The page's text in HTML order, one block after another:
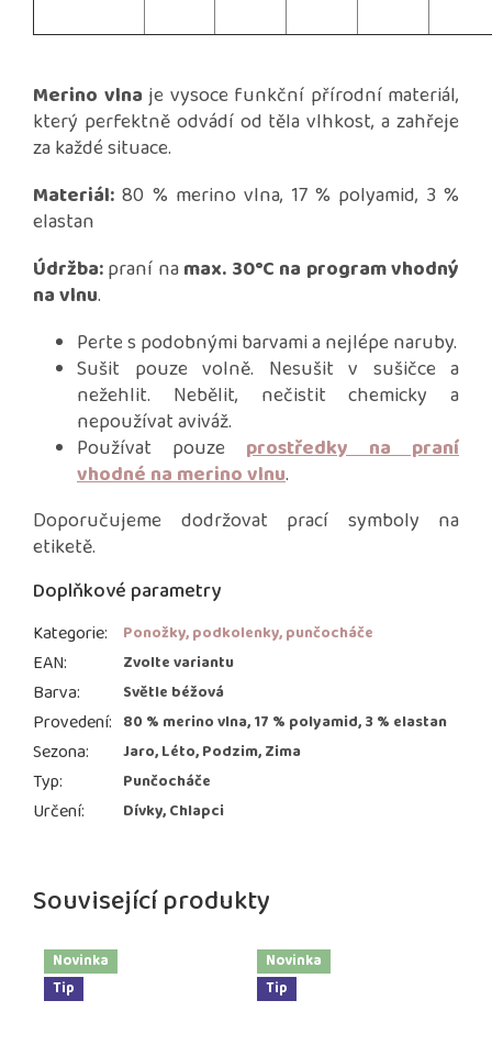
Související produkty
Novinka
Tip
Novinka
Tip
Merino vlna je vysoce funkční přírodní materiál,
který perfektně odvádí od těla vlhkost, a zahřeje
za každé situace.
Materiál:80 % merino vlna, 17 % polyamid, 3 %
elastan
Údržba:praní namax. 30°C na program vhodný
na vlnu.
Perte s podobnými barvami a nejlépe naruby.
Sušit pouze volně. Nesušit v sušičce a
nežehlit. Nebělit, nečistit chemicky a
nepoužívat aviváž.
Používat pouze prostředky na praní
vhodné na merino vlnu.
Doporučujeme dodržovat prací symboly na
etiketě.
Doplňkové parametry
Kategorie: Ponožky, podkolenky, punčocháče
EAN: Zvolte variantu
Barva: Světle béžová
Provedení: 80 % merino vlna, 17 % polyamid, 3 % elastan
Sezona: Jaro, Léto, Podzim, Zima
Typ: Punčocháče
Určení: Dívky, Chlapci